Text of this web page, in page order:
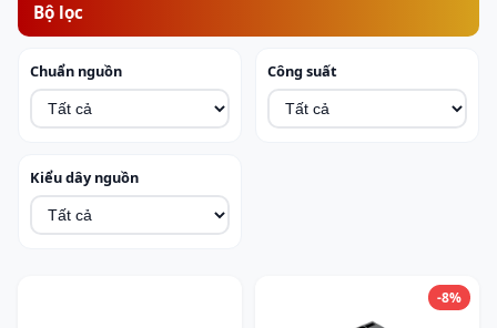
Bộ lọc
Chuẩn nguồn Công suất
Kiểu dây nguồn
-8%